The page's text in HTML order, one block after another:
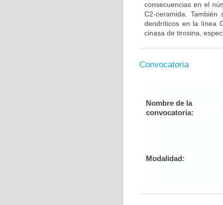
consecuencias en el
C2-ceramida.
dendríticos en la línea
cinasa de tirosina,
Convocatoria
Nombre de la
convocatoria:
Modalidad: